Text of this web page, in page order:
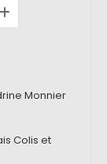
Monnier
Colis et